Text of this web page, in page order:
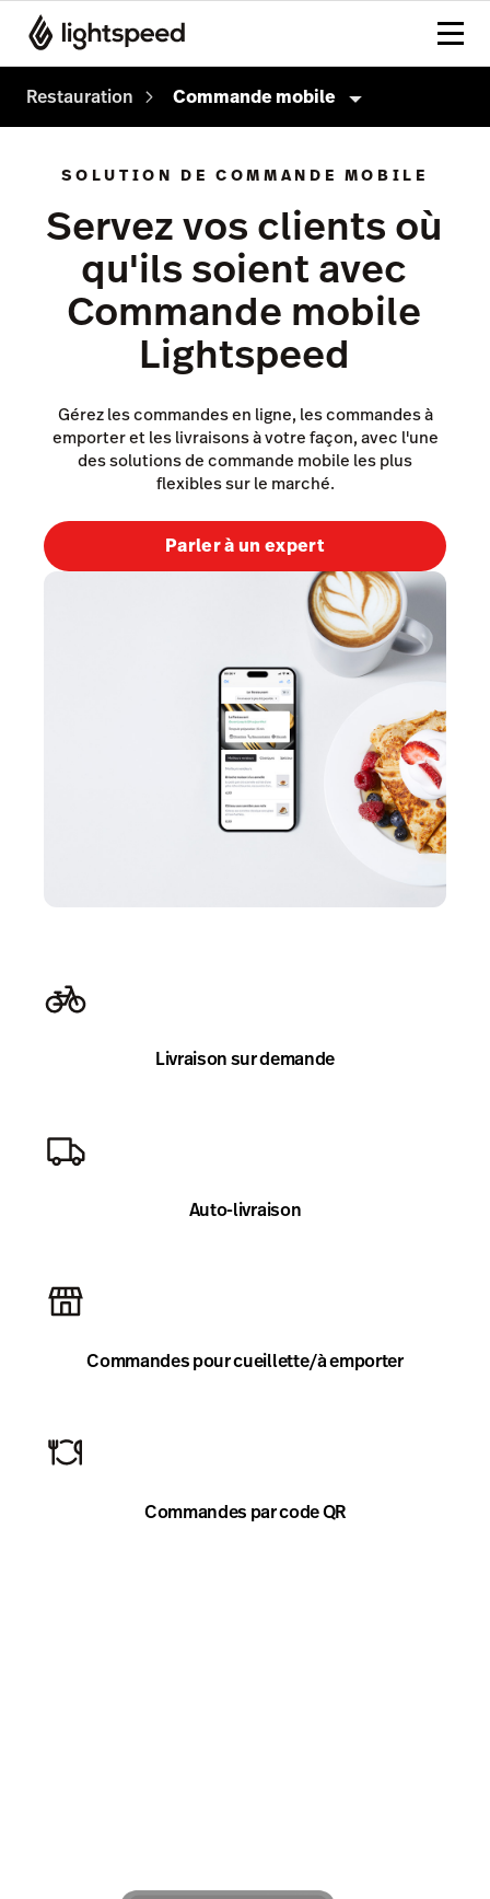
Restauration Commande mobile
Paiements
Analyses avancées
Inventaire
Commande mobile
Comptabilité
Écran Affichage cuisine
Écran Affichage client
Références et tendances
Prix
SOLUTION DE COMMANDE MOBILE
Servez vos clients où
qu'ils soient avec
Commande mobile
Lightspeed
Gérez les commandes en ligne, les commandes à
emporter et les livraisons à votre façon, avec l'une
des solutions de commande mobile les plus
flexibles sur le marché.
Parler à un expert
Livraison sur demande
Auto-livraison
Commandes pour cueillette/à emporter
Commandes par code QR